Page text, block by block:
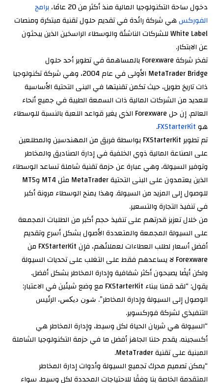
دخول ساحة التكنولوجيا المالية منذ أكثر من 20 عامًا،
برامج
الفوركسهي شركة رائدة في تقديم حلول تقنية مبتكرة ومنصات
White Label للشركات الناشئة والوسطاء الراسخين الذين يبحثون
عن الابتكار.
تفخر شركة Forexware بالمساهمة في تطوير أحد حلول
MetaTrader Bridge الأولى في عام 2004، وهي شركة تكنولوجيا
ذات تاريخ طويل، حيث تكمن تقنيتها في البنى التحتية الأساسية
للعديد من الشركات المالية ذات السمعة الطيبة في جميع أنحاء
العالم. إن حل Forexware الذي يغير قواعد اللعبة بالنسبة للوسطاء
هوFXStarterKit
.
تم تطوير FXStarterKit بواسطة فريق من المهندسين والمطلعين
على الصناعة المالية ذوي الخلفية في إدارة الصناديق والمخاطر
وتوفير السيولة، وهي عبارة عن حزمة تقنية شاملة تساعد الوسطاء
الذين يعتمدون على البنى التحتية MetaTrader مثل MT4 وMT5
للوصول إلى المزيد من السيولة. وهذا يمنح الوسطاء مرونة أكبر
في تنفيذ التجارة والتسعير.
من خلال تعزيز قدرتهم على تنفيذ حجم أكبر من الطلبات المجمعة
على السيولة المجمعة والمتعددة الأصول بشكل أسرع وتقديم
أفضل أسعار لطلب العطاءات لعملائهم، فإن FXStarterKit من
Forexware لا يساعدهم فقط على التغلب على تحديات السيولة
ولكن أيضًا يصبحون أكثر شفافية وإدارة المخاطر بشكل أفضل.
يقول: “لقد قمنا ببناء FXStarterKit مع وضع شيئين في الاعتبار:
الوصول إلى السيولة وإدارة المخاطر”. شون ديكس، الرئيس
التنفيذي لشركة فوركسوير.
“السيولة هي شريان الحياة لكل وسيط، وإدارة المخاطر هي
أكسجينه. يقدم حلنا الجاهز أفضل ما في حزمة التكنولوجيا الشاملة
المبنية على تقنية MetaTrader.
“يمكن تصميم محرك تجميع السيولة وأدوات إدارة المخاطر
المتقدمة الخاصة بنا وفقًا للاحتياجات المحددة لكل وسيط. سواء